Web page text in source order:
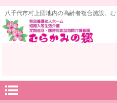
八千代市村上団地内の高齢者複合施設。む